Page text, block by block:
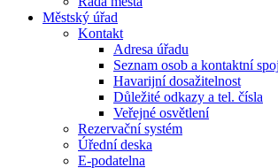
Městský úřad
Kontakt
Adresa úřadu
Seznam osob a kontaktní
Havarijní dosažitelnost
Důležité odkazy a tel. čísla
Veřejné osvětlení
Rezervační systém
Úřední deska
E-podatelna